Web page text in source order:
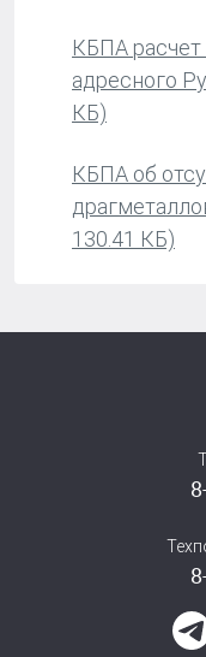
КБПА
адресного
КБ)
КБПА об
130.41 КБ)